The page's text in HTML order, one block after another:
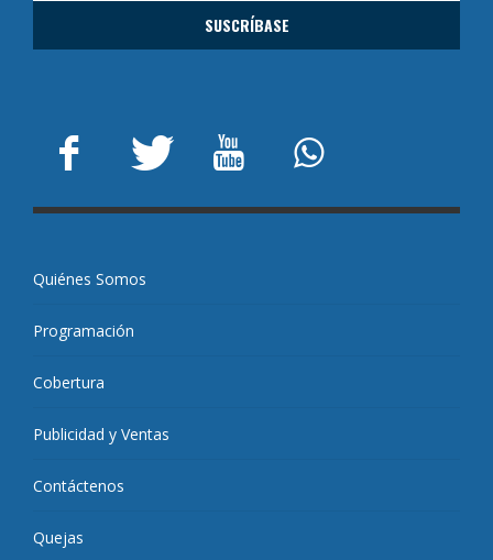
Quiénes Somos
Programación
Cobertura
Publicidad y Ventas
Contáctenos
Quejas